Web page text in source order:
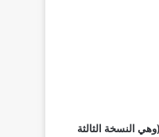
النسخة الثالثة